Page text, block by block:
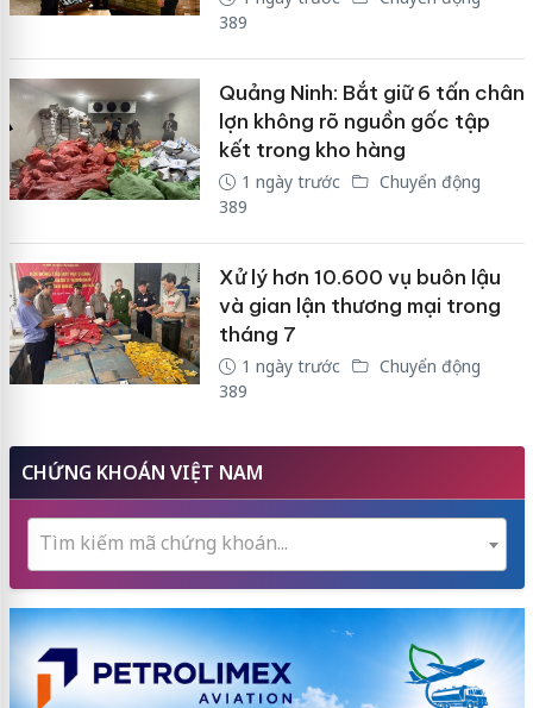
389
Quảng Ninh: Bắt giữ 6 tấn chân
lợn không rõ nguồn gốc tập
kết trong kho hàng
1 ngày trước
Chuyển động
389
Xử lý hơn 10.600 vụ buôn lậu
và gian lận thương mại trong
tháng 7
1 ngày trước
Chuyển động
389
CHỨNG KHOÁN VIỆT NAM
Tìm kiếm mã chứng khoán...